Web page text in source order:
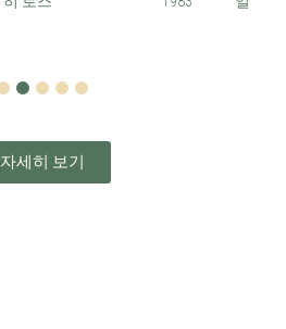
4 5
자세히 보기